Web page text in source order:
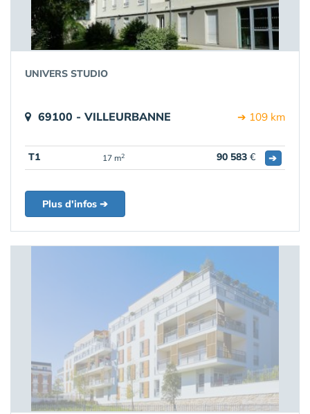
UNIVERS STUDIO
69100 - VILLEURBANNE ➔ 109 km
T1 17 m2 90 583 € ➔
Plus d'infos ➔